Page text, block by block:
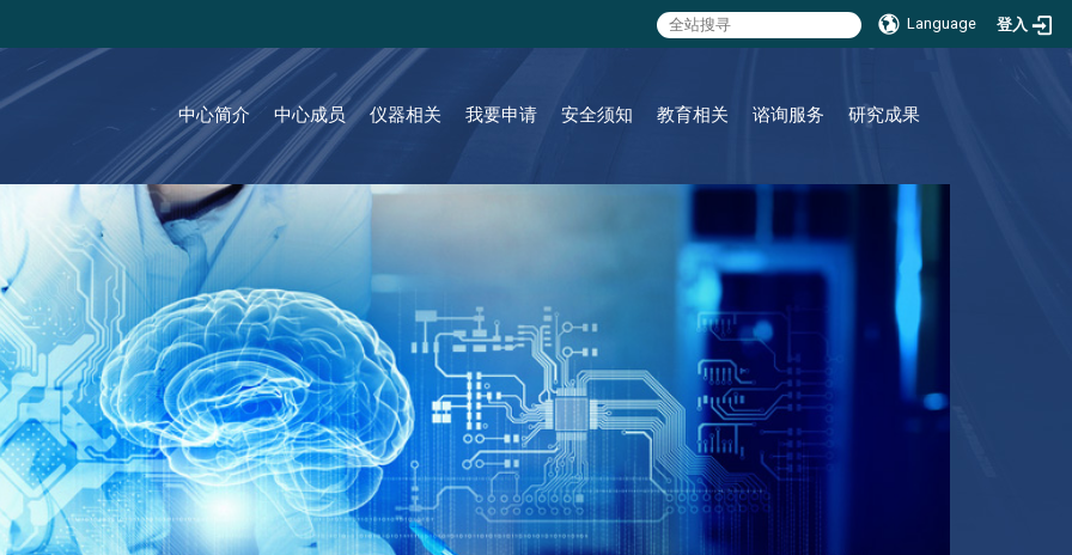
Language 登入
中心简介 中心成员 仪器相关 我要申请 安全须知 教育相关 谘询服务 研究成果